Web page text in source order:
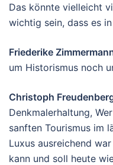
Das könnte vielleicht
wichtig sein, dass es
Friederike
um Historismus noch
Christoph
Denkmalerhaltung,
sanften Tourismus im
Luxus ausreichend
kann und soll heute